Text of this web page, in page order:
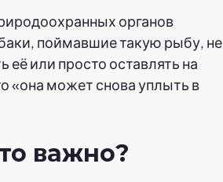
органов
поймавшие такую рыбу, не
её или просто оставлять на
«она может снова уплыть в
важно?